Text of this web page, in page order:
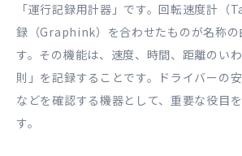
「運行記録用計器」です。回転速度計
録（Graphink）を合わせたものが名称の
す。その機能は、速度、時間、距離のい
則」を記録することです。ドライバーの
などを確認する機器として、重要な役目
す。